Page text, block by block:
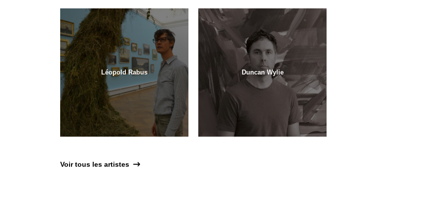
Léopold Rabus Duncan Wylie
Voir tous les artistes